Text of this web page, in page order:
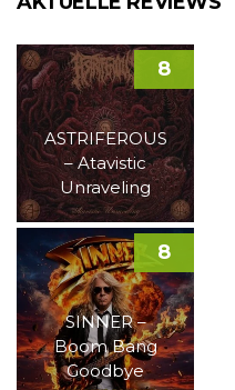
ASTRIFEROUS
– Atavistic
Unraveling
8
SINNER –
Boom Bang
Goodbye
8